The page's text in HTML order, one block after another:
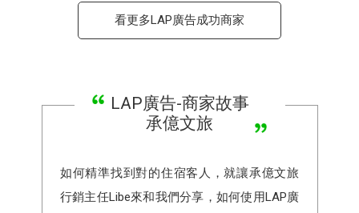
看更多LAP廣告成功商家
LAP廣告-商家故事
承億文旅
如何精準找到對的住宿客人，就讓承億文旅
行銷主任Libe來和我們分享，如何使用LAP廣